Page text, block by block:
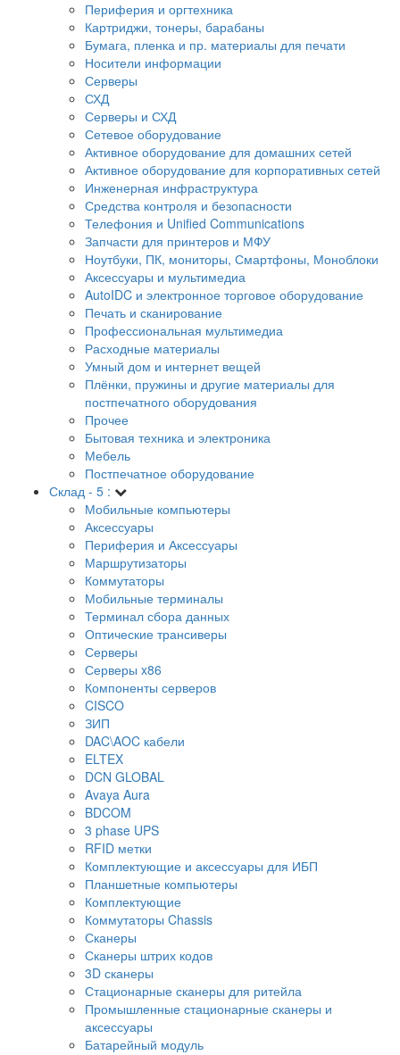
Периферия и оргтехника
Картриджи, тонеры, барабаны
Бумага, пленка и пр. материалы для печати
Носители информации
Серверы
СХД
Серверы и СХД
Сетевое оборудование
Активное оборудование для домашних сетей
Активное оборудование для корпоративных сетей
Инженерная инфраструктура
Средства контроля и безопасности
Телефония и Unified Communications
Запчасти для принтеров и МФУ
Ноутбуки, ПК, мониторы, Смартфоны, Моноблоки
Аксессуары и мультимедиа
AutoIDC и электронное торговое оборудование
Печать и сканирование
Профессиональная мультимедиа
Расходные материалы
Умный дом и интернет вещей
Плёнки, пружины и другие материалы для
постпечатного оборудования
Прочее
Бытовая техника и электроника
Мебель
Постпечатное оборудование
Склад - 5 :
Мобильные компьютеры
Аксессуары
Периферия и Аксессуары
Маршрутизаторы
Коммутаторы
Мобильные терминалы
Терминал сбора данных
Оптические трансиверы
Серверы
Серверы x86
Компоненты серверов
CISCO
ЗИП
DAC\AOC кабели
ELTEX
DCN GLOBAL
Avaya Aura
BDCOM
3 phase UPS
RFID метки
Комплектующие и аксессуары для ИБП
Планшетные компьютеры
Комплектующие
Коммутаторы Chassis
Сканеры
Сканеры штрих кодов
3D сканеры
Стационарные сканеры для ритейла
Промышленные стационарные сканеры и
аксессуары
Батарейный модуль